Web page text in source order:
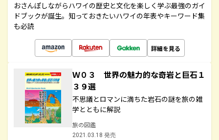
おさんぽしながらハワイの歴史と文化を楽しく学ぶ最強のガイ
ドブックが誕生。知っておきたいハワイの年表やキーワード集
も必読
詳細を見る
Ｗ０３ 世界の魅力的な奇岩と巨石１
３９選
不思議とロマンに満ちた岩石の謎を旅の雑
学とともに解説
旅の図鑑
2021.03.18 発売